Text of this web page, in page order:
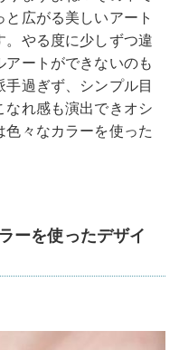
広がる美しいアート
。やる度に少しずつ違
アートができないのも
過ぎず、シンプル目
なれ感も演出できオシ
色々なカラーを使った
ーを使ったデザイ